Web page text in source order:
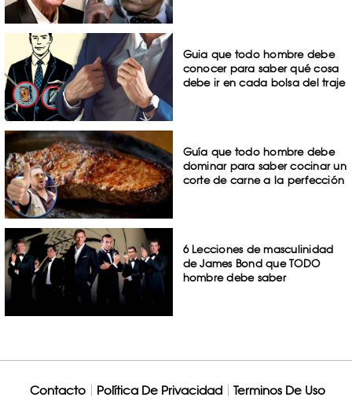
Guia que todo hombre debe
conocer para saber qué cosa
debe ir en cada bolsa del traje
Guía que todo hombre debe
dominar para saber cocinar un
corte de carne a la perfección
6 Lecciones de masculinidad
de James Bond que TODO
hombre debe saber
Contacto Política De Privacidad Terminos De Uso